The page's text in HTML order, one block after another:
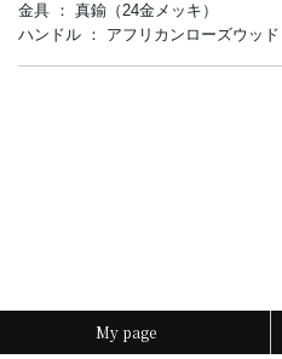
金具 ： 真鍮（24金メッキ）
ハンドル ： アフリカンローズウッド
My page